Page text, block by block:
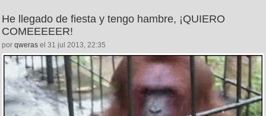
He llegado de fiesta y tengo hambre, ¡QUIERO
COMEEEEER!
por qweras el 31 jul 2013, 22:35